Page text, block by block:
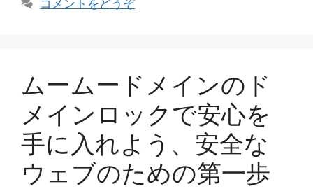
コメントをどうぞ
ムームードメインのド
メインロックで安心を
手に入れよう、安全な
ウェブのための第一歩